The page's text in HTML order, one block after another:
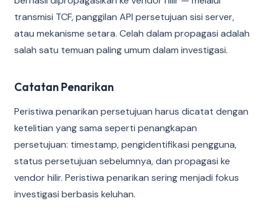
transmisi TCF, panggilan API persetujuan sisi server,
atau mekanisme setara. Celah dalam propagasi adalah
salah satu temuan paling umum dalam investigasi.
Catatan Penarikan
Peristiwa penarikan persetujuan harus dicatat dengan
ketelitian yang sama seperti penangkapan
persetujuan: timestamp, pengidentifikasi pengguna,
status persetujuan sebelumnya, dan propagasi ke
vendor hilir. Peristiwa penarikan sering menjadi fokus
investigasi berbasis keluhan.